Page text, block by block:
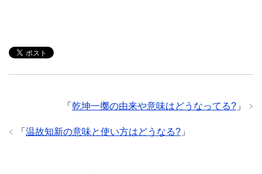
「 乾坤一擲の由来や意味はどうなってる? 」
「 温故知新の意味と使い方はどうなる? 」